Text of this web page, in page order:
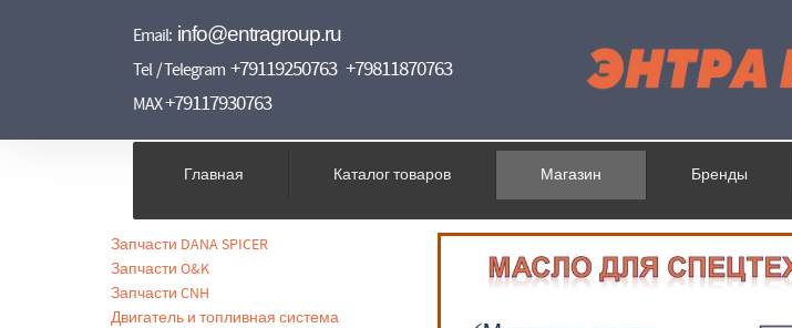
Email: info@entragroup.ru
Tel / Telegram +79119250763 +79811870763
MAX+79117930763
Главная Каталог товаров Магазин Бренды
Запчасти DANA SPICER
Запчасти O&K
Запчасти CNH
Двигатель и топливная система